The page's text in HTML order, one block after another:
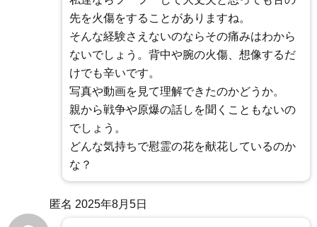
先を火傷をすることがありますね。
そんな経験さえないのならその痛みはわから
ないでしょう。背中や腕の火傷、想像するだ
けでも辛いです。
写真や動画を見て理解できたのかどうか。
親から戦争や原爆の話しを聞くこともないの
でしょう。
どんな気持ちで慰霊の花を献花しているのか
な？
匿名 2025年8月5日